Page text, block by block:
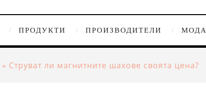
ПРОДУКТИ ПРОИЗВОДИТЕЛИ МОДА
» Струват ли магнитните шахове своята цена?